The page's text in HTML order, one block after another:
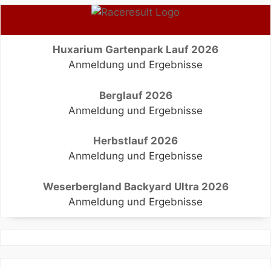
Huxarium Gartenpark Lauf 2026
Anmeldung und Ergebnisse
Berglauf 2026
Anmeldung und Ergebnisse
Herbstlauf 2026
Anmeldung und Ergebnisse
Weserbergland Backyard Ultra 2026
Anmeldung und Ergebnisse